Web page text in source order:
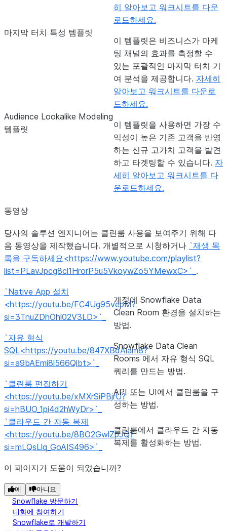
히 알아보고 워크시트를 다운
로드하세요.
마지막 터치 특성 템플릿
이 템플릿은 비즈니스가 마케
팅 채널의 효과를 측정할 수
있는 포괄적인 마지막 터치 기
여 분석을 제공합니다. 자세히
알아보고 워크시트를 다운로
드하세요.
Audience Lookalike Modeling
템플릿
이 템플릿을 사용하면 가장 수
익성이 높은 기존 고객을 반영
하는 신규 고가치 고객을 발견
하고 타겟팅할 수 있습니다. 자
세히 알아보고 워크시트를 다
운로드하세요.
동영상
당사의 솔루션 엔지니어는 클린룸 사용을 보여주기 위해 다
음 동영상을 제작했습니다. 개별적으로 시청하거나 `재생 목
록을 구독하세요<https://www.youtube.com/playlist?
list=PLavJpcg8cl1HrorP5u5VkoywZo5YMewxC>`_ .
`Native App 설치
<https://youtu.be/FC4Ug95vepM?
si=3TnuZDhOhl02V3LD>`_
계정에 Snowflake Data
Clean Room 환경을 설치하는
방법.
`자유 형식
SQL<https://youtu.be/847XBdAiam8?
si=a9bAEmi8l566Qlbt>`_
Snowflake Data Clean
Rooms 에서 자유 형식 SQL
쿼리를 만드는 방법.
`클린룸 편집하기
<https://youtu.be/xMXrSiPBjrU?
si=hBUO_1pi4d2hWyDr>`_
API 또는 UI에서 클린룸을 구
성하는 방법.
`클라우드 간 자동 복제
<https://youtu.be/8BO2GwlZpJQ?
si=mLQsLlq_GoAIS496>`_
클린룸에서 클라우드 간 자동
복제를 활성화하는 방법.
이 페이지가 도움이 되었습니까?
예 아니요
Snowflake 방문하기
대화에 참여하기
Snowflake로 개발하기